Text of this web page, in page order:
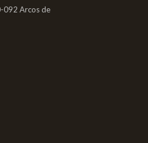
092 Arcos de